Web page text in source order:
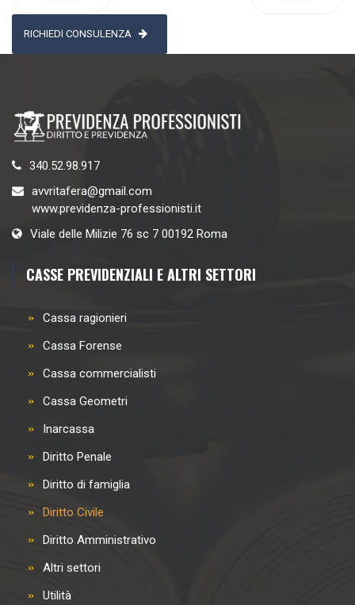
RICHIEDI CONSULENZA
340.52.98.917
avvritafera@gmail.com
www.previdenza-professionisti.it
Viale delle Milizie 76 sc 7 00192 Roma
CASSE PREVIDENZIALI E ALTRI SETTORI
Cassa ragionieri
Cassa Forense
Cassa commercialisti
Cassa Geometri
Inarcassa
Diritto Penale
Diritto di famiglia
Diritto Civile
Diritto Amministrativo
Altri settori
Utilità